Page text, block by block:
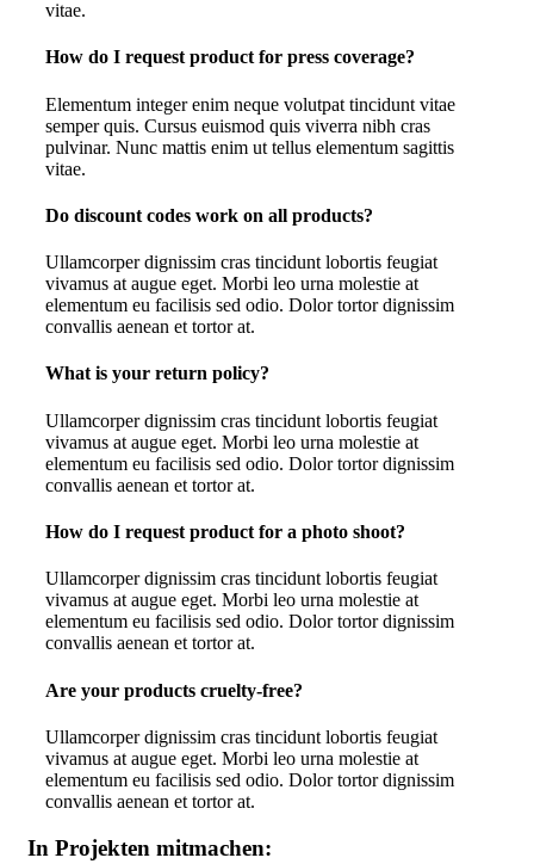
vitae.
How do I request product for press coverage?
Elementum integer enim neque volutpat tincidunt vitae
semper quis. Cursus euismod quis viverra nibh cras
pulvinar. Nunc mattis enim ut tellus elementum sagittis
vitae.
Do discount codes work on all products?
Ullamcorper dignissim cras tincidunt lobortis feugiat
vivamus at augue eget. Morbi leo urna molestie at
elementum eu facilisis sed odio. Dolor tortor dignissim
convallis aenean et tortor at.
What is your return policy?
Ullamcorper dignissim cras tincidunt lobortis feugiat
vivamus at augue eget. Morbi leo urna molestie at
elementum eu facilisis sed odio. Dolor tortor dignissim
convallis aenean et tortor at.
How do I request product for a photo shoot?
Ullamcorper dignissim cras tincidunt lobortis feugiat
vivamus at augue eget. Morbi leo urna molestie at
elementum eu facilisis sed odio. Dolor tortor dignissim
convallis aenean et tortor at.
Are your products cruelty-free?
Ullamcorper dignissim cras tincidunt lobortis feugiat
vivamus at augue eget. Morbi leo urna molestie at
elementum eu facilisis sed odio. Dolor tortor dignissim
convallis aenean et tortor at.
In Projekten mitmachen: